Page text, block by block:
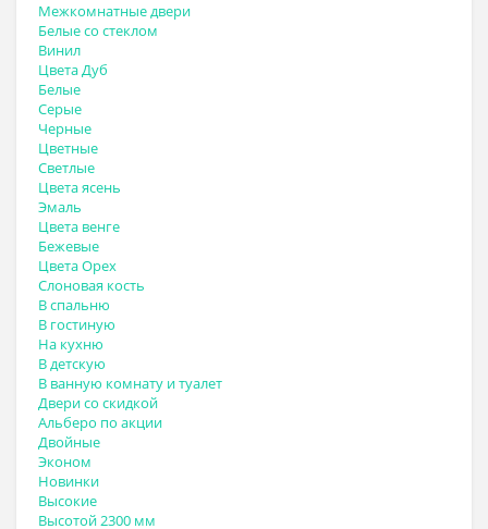
Межкомнатные двери
Белые со стеклом
Винил
Цвета Дуб
Белые
Серые
Черные
Цветные
Светлые
Цвета ясень
Эмаль
Цвета венге
Бежевые
Цвета Орех
Слоновая кость
В спальню
В гостиную
На кухню
В детскую
В ванную комнату и туалет
Двери со скидкой
Альберо по акции
Двойные
Эконом
Новинки
Высокие
Высотой 2300 мм